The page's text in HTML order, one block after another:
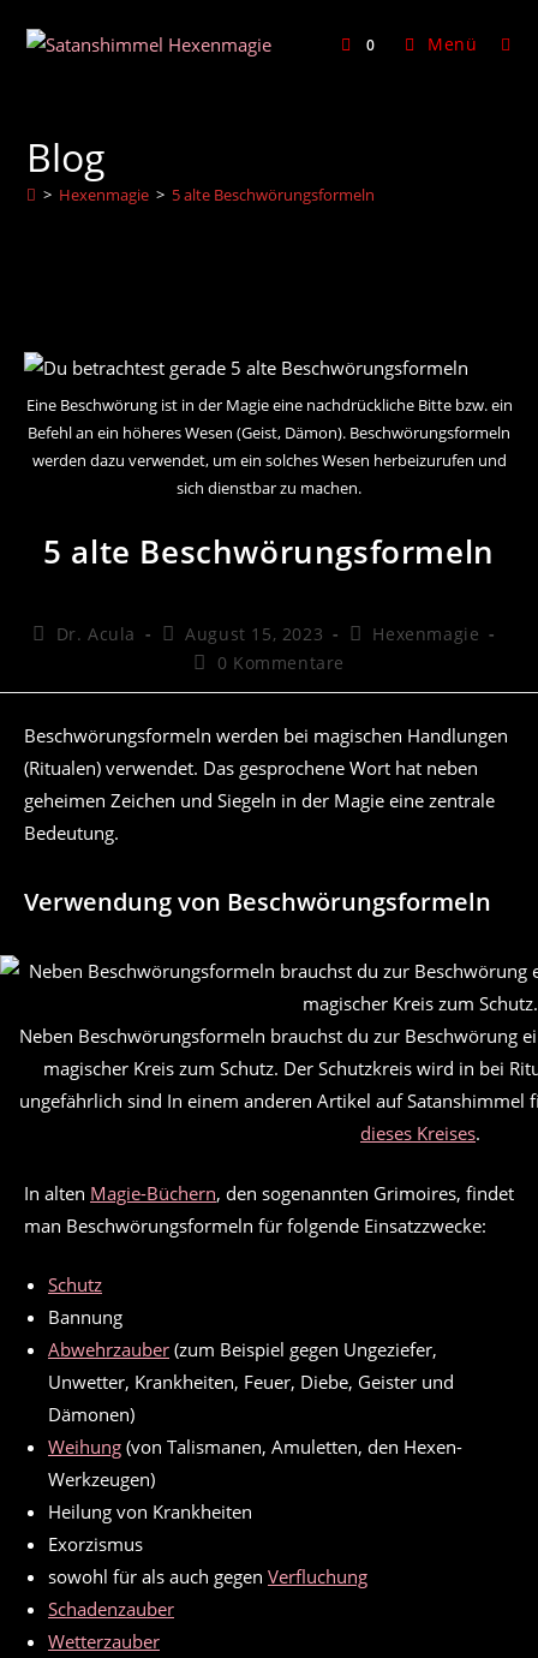
Inhalt
0 Menü
Blog
> Hexenmagie > 5 alte Beschwörungsformeln
Eine Beschwörung ist in der Magie eine nachdrückliche Bitte bzw. ein
Befehl an ein höheres Wesen (Geist, Dämon). Beschwörungsformeln
werden dazu verwendet, um ein solches Wesen herbeizurufen und
sich dienstbar zu machen.
5 alte Beschwörungsformeln
Beitrags-
Dr. Acula
Beitrag
veröffentlicht:
August 15, 2023
Beitrags-
Hexenmagie
Beitrags-
0 Kommentare
Beschwörungsformeln werden bei magischen Handlungen
(Ritualen) verwendet. Das gesprochene Wort hat neben
geheimen Zeichen und Siegeln in der Magie eine zentrale
Bedeutung.
Verwendung von Beschwörungsformeln
Neben Beschwörungsformeln brauchst du zur Beschwörung
magischer Kreis zum Schutz. Der Schutzkreis wird in bei
ungefährlich sind In einem anderen Artikel auf Satanshimmel
dieses Kreises.
In alten Magie-Büchern, den sogenannten Grimoires, findet
man Beschwörungsformeln für folgende Einsatzzwecke:
Schutz
Bannung
Abwehrzauber (zum Beispiel gegen Ungeziefer,
Unwetter, Krankheiten, Feuer, Diebe, Geister und
Dämonen)
Weihung (von Talismanen, Amuletten, den Hexen-
Werkzeugen)
Heilung von Krankheiten
Exorzismus
sowohl für als auch gegen Verfluchung
Schadenzauber
Wetterzauber